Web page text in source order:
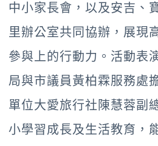
中小家長會，以及安吉、
里辦公室共同協辦，展現
參與上的行動力。活動表
局與市議員黃柏霖服務處
單位大愛旅行社陳慧蓉副
小學習成長及生活教育，